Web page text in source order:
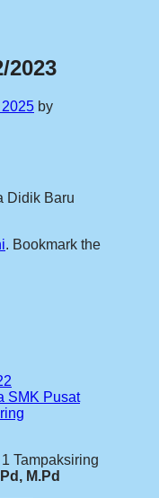
2023
by
Didik Baru
. Bookmark the
SMK Pusat
M.Pd